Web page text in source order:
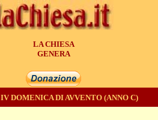
LA CHIESA
UNITA'
IV DOMENICA DI AVVENTO (ANNO C)